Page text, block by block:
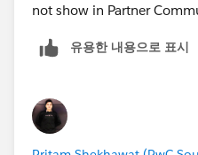
not show in Partner
유용한 내용으로 표시